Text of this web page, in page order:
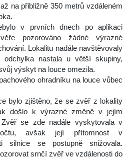
na přibližně 350 metrů vzdáleném
v prvních dnech po aplikaci
pozorováno žádné výrazné
Lokalitu nadále navštěvovaly
odchylka nastala u větší skupiny,
výskyt na louce omezila.
ohradníku na louce vůbec
bylo zjištěno, že se zvěř z lokality
došlo k výrazné změně v jejím
Zvěř se zde nadále vyskytovala v
avšak její přítomnost v
silnice se postupně snižovala.
srnčí zvěř ve vzdálenosti do